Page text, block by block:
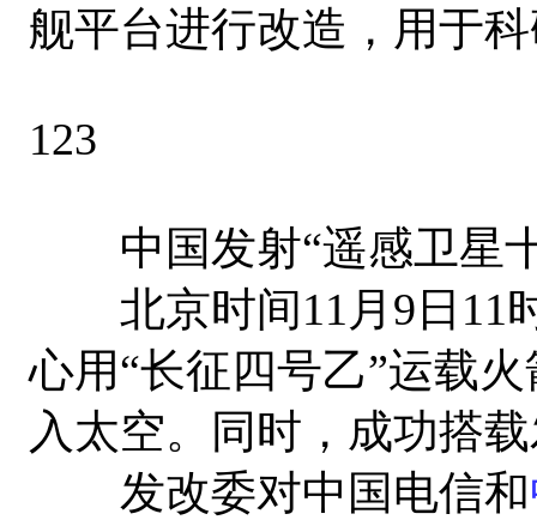
舰平台进行改造，用于
123
中国发射“遥感卫星十
北京时间11月9日11
心用“长征四号乙”运载
入太空。同时，成功搭
发改委对中国电信和